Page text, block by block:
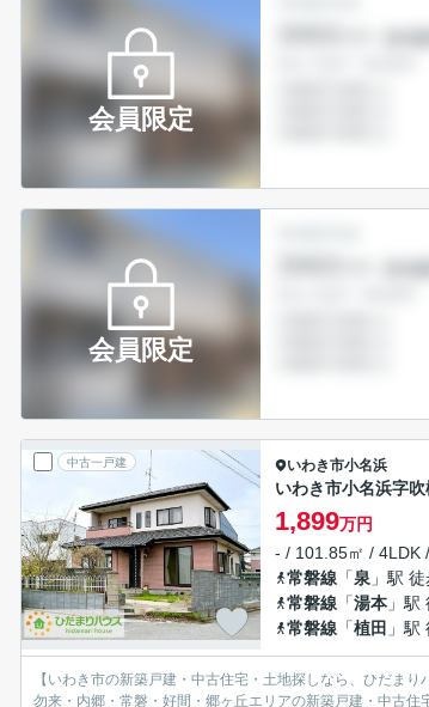
会員限定
会員限定
中古一戸建 いわき市小名浜
いわき市小名浜字
1,899万円
- / 101.85㎡ / 4LDK
常磐線 「泉 」駅
常磐線 「湯本 」駅
常磐線 「植田 」駅
【いわき市の新築戸建・中古住宅・土地探しなら、ひだまりハウスいわき店へ】 ひだまりハウスいわき店では、
勿来・内郷・常磐・好間・郷ヶ丘エリアの新築戸建・中古